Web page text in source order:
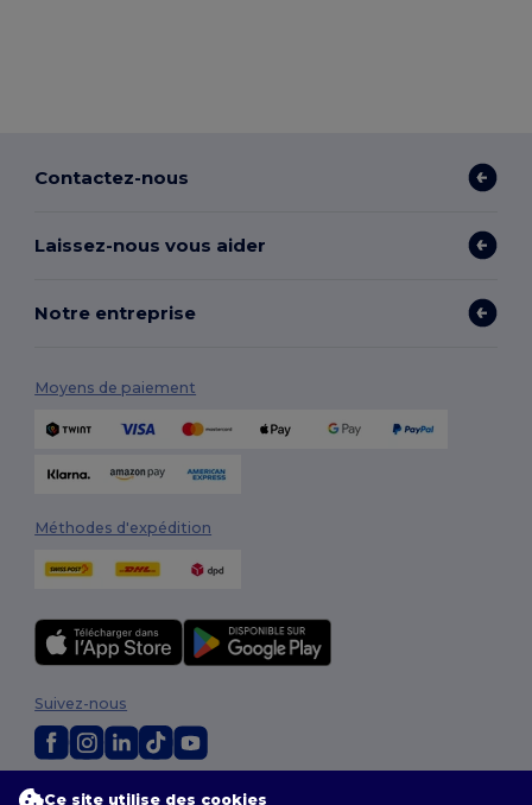
Contactez-nous
Laissez-nous vous aider
Notre entreprise
Moyens de paiement
Méthodes d'expédition
2026. Tous droits réservés
Suivez-nous
Ce site utilise des cookies